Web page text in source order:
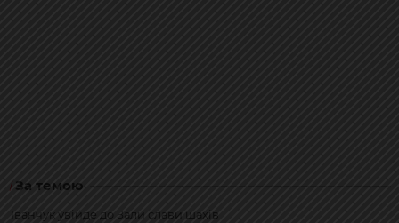
За темою
Іванчук увійде до Зали слави шахів